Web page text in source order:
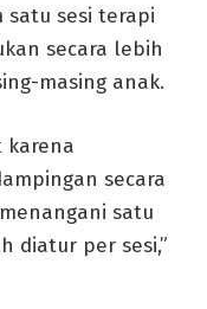
satu sesi terapi
secara lebih
masing anak.
karena
secara
satu
diatur per sesi,”